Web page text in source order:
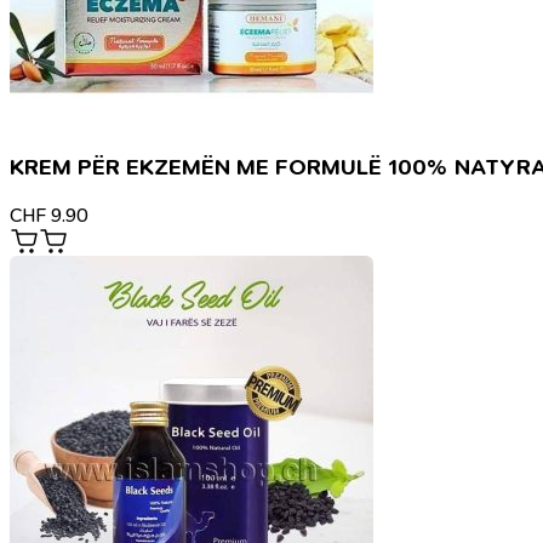
KREM PËR EKZEMËN ME FORMULË 100%
CHF 9.90